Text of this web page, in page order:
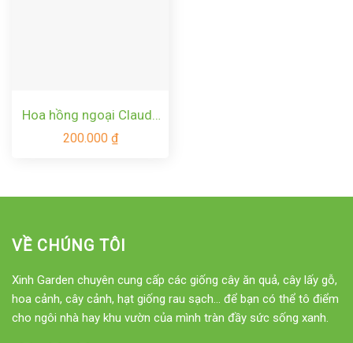
Hoa hồng ngoại Claude
Monet rose – Hoa hồng
Mỹ màu sọc đẹp nhất
200.000 ₫
VỀ CHÚNG TÔI
Xinh Garden chuyên cung cấp các giống cây ăn quả, cây lấy gỗ,
hoa cảnh, cây cảnh, hạt giống rau sạch... để bạn có thể tô điểm
cho ngôi nhà hay khu vườn của mình tràn đầy sức sống xanh.